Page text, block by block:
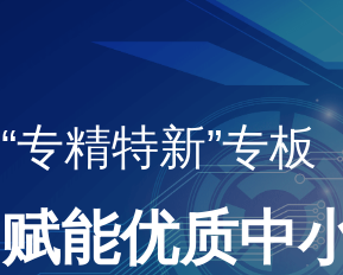
“专精特新”专板
赋能优质中
重庆股份转让
企业成长摇
榆钱儿智估
股权增值从